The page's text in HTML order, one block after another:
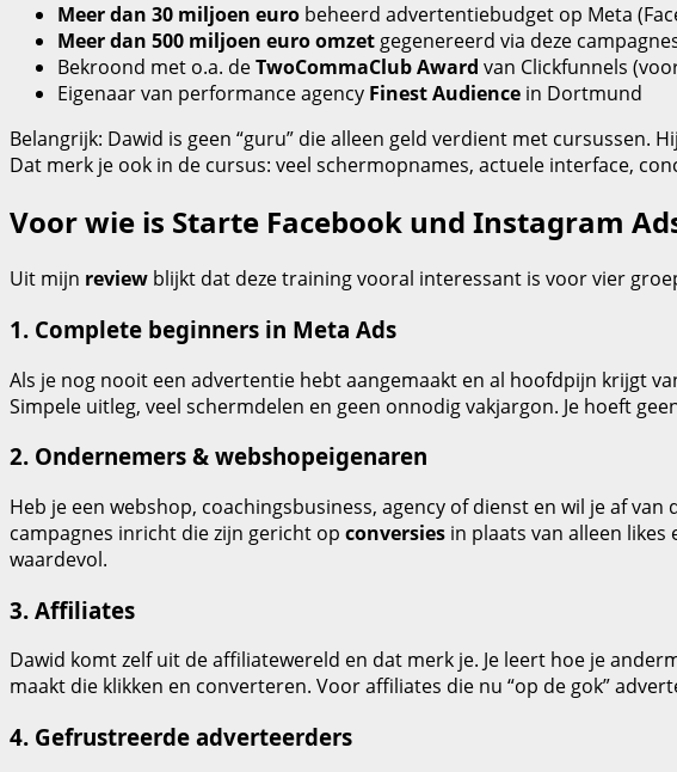
Meer dan 30 miljoen euro beheerd advertentiebudget op Meta
Meer dan 500 miljoen euro omzet gegenereerd via deze
Bekroond met o.a. deTwoCommaClub Award van Clickfunnels
Eigenaar van performance agency Finest Audience in Dortmund
Belangrijk: Dawid is geen “guru” die alleen geld verdient met
Dat merk je ook in de cursus: veel schermopnames, actuele interface,
Voor wie is Starte Facebook und Instagram
Uit mijn review blijkt dat deze training vooral interessant is voor vier
1. Complete beginners in Meta Ads
Als je nog nooit een advertentie hebt aangemaakt en al hoofdpijn krijgt
Simpele uitleg, veel schermdelen en geen onnodig vakjargon. Je hoeft
2. Ondernemers & webshopeigenaren
Heb je een webshop, coachingsbusiness, agency of dienst en wil je af
campagnes inricht die zijn gericht op conversies in plaats van alleen
waardevol.
3. Affiliates
Dawid komt zelf uit de affiliatewereld en dat merk je. Je leert hoe je
maakt die klikken en converteren. Voor affiliates die nu “op de gok”
4. Gefrustreerde adverteerders